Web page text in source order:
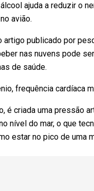
ajuda a reduzir o
avião.
artigo publicado por
nas nuvens pode
de saúde.
frequência cardíaca
é criada uma pressão
nível do mar, o que
estar no pico de uma